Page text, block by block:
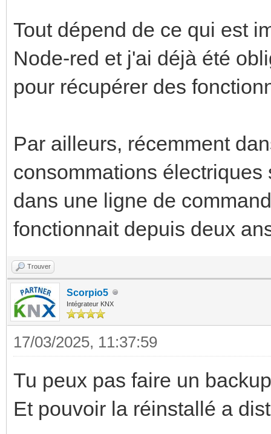
Tout dépend de ce qui est
Node-red et j'ai déjà été
pour récupérer des
Par ailleurs, récemment
consommations
dans une ligne de
fonctionnait depuis deux
Trouver
Scorpio5
Intégrateur KNX
17/03/2025, 11:37:59
Tu peux pas faire un
Et pouvoir la réinstallé a